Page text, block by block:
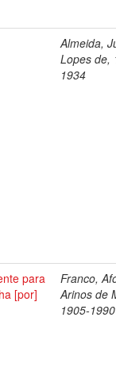
Almeida,
Lopes de,
1934
para
[por]
Franco,
Arinos de
1905-1990